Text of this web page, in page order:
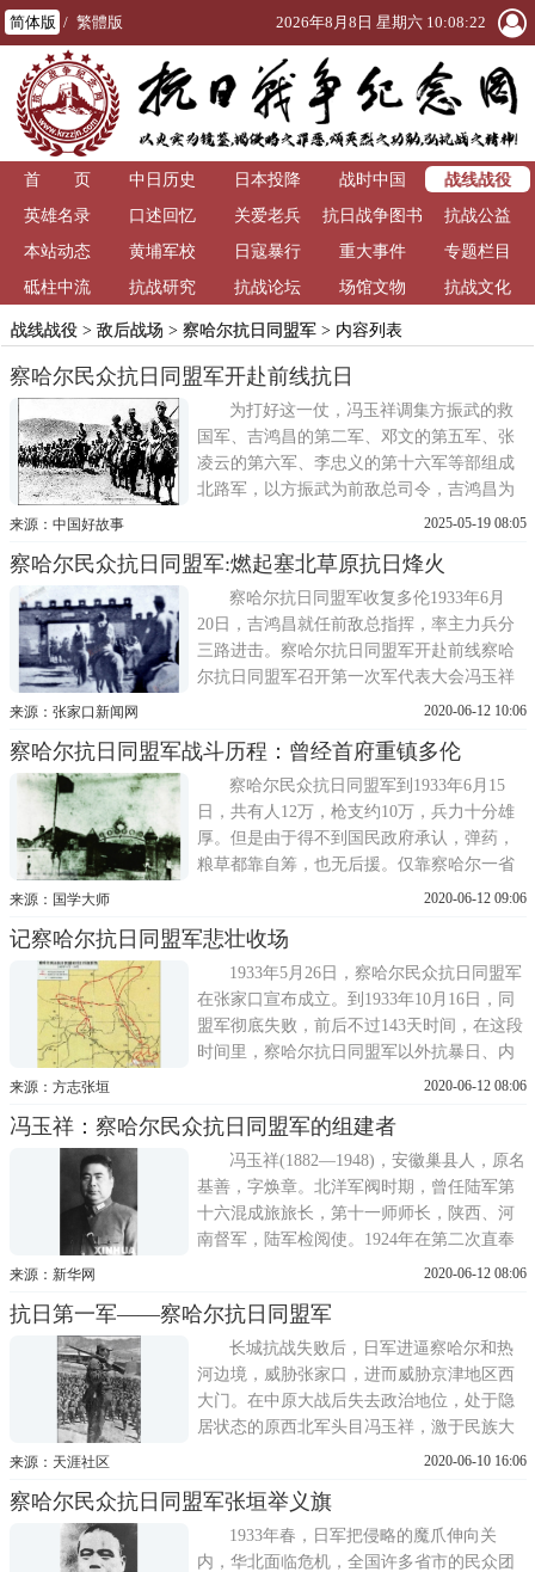
简体版 / 繁體版 2026年8月8日 星期六 10:08:23
首 页 中日历史 日本投降 战时中国
战线战役
英雄名录
口述回忆 关爱老兵
抗日战争图书
馆
抗战公益
本站动态
黄埔军校 日寇暴行 重大事件
专题栏目
砥柱中流
抗战研究 抗战论坛 场馆文物 抗战文化
战线战役> 敌后战场 > 察哈尔抗日同盟军> 内容列表
察哈尔民众抗日同盟军开赴前线抗日
为打好这一仗，冯玉祥调集方振武的救
国军、吉鸿昌的第二军、邓文的第五军、张
凌云的第六军、李忠义的第十六军等部组成
北路军，以方振武为前敌总司令，吉鸿昌为
前敌总指挥，统一指挥作战。在《塘沽协
以冯玉祥为首的一批爱国将领，和中国共产
党合作，在张家口组织了抗日同盟军。义旗
初举，四方响应，察哈尔民
来源：中国好故事 2025-05-19 08:05
察哈尔民众抗日同盟军:燃起塞北草原抗日烽火
察哈尔抗日同盟军收复多伦1933年6月
20日，吉鸿昌就任前敌总指挥，率主力兵分
三路进击。察哈尔抗日同盟军开赴前线察哈
尔抗日同盟军召开第一次军代表大会冯玉祥
对抗日同盟军讲话抗日同盟军于7月12日克复
前，在张垣车站留影。1931年9月18日夜，在
日本关东军安排下，铁道守备队炸毁沈阳柳
条湖附近日本修筑的南满铁
来源：张家口新闻网 2020-06-12 10:06
察哈尔抗日同盟军战斗历程：曾经首府重镇多伦
察哈尔民众抗日同盟军到1933年6月15
日，共有人12万，枪支约10万，兵力十分雄
厚。但是由于得不到国民政府承认，弹药，
粮草都靠自筹，也无后援。仅靠察哈尔一省
之地供养，十分困难。6月上旬，关东军就以
北，察东。重镇宝昌，康保失陷，张北危
急。21日，同盟军兵分两路，向蚕食察哈尔
的日伪军发起反击。其中一
来源：国学大师 2020-06-12 09:06
记察哈尔抗日同盟军悲壮收场
1933年5月26日，察哈尔民众抗日同盟军
在张家口宣布成立。到1933年10月16日，同
盟军彻底失败，前后不过143天时间，在这段
时间里，察哈尔抗日同盟军以外抗暴日、内
除国贼为宗旨，在极端恶劣的条件下，于6月
4日收复多伦，震惊中外，也引起了蒋介石的
恐慌，随即派出部队进行围剿，冯玉祥于8月
9日撤销同盟军总部，1
来源：方志张垣 2020-06-12 08:06
冯玉祥：察哈尔民众抗日同盟军的组建者
冯玉祥(1882—1948)，安徽巢县人，原名
基善，字焕章。北洋军阀时期，曾任陆军第
十六混成旅旅长，第十一师师长，陕西、河
南督军，陆军检阅使。1924年在第二次直奉
战争中发动北京政变，将其所部改组为国民
军总司令，参加北伐。1927年任国民革命军
第二集团军总司令。后因与蒋介石集团发生
利害冲突，举兵反蒋，先后
来源：新华网 2020-06-12 08:06
抗日第一军——察哈尔抗日同盟军
长城抗战失败后，日军进逼察哈尔和热
河边境，威胁张家口，进而威胁京津地区西
大门。在中原大战后失去政治地位，处于隐
居状态的原西北军头目冯玉祥，激于民族大
义，决定和共产党地下组织合作，利用其在
军，抵抗日军。1932年10月，冯玉祥到达察
哈尔省会张家口，将29军留在察哈尔的一些
后备部队进行扩编。而29
来源：天涯社区 2020-06-10 16:06
察哈尔民众抗日同盟军张垣举义旗
1933年春，日军把侵略的魔爪伸向关
内，华北面临危机，全国许多省市的民众团